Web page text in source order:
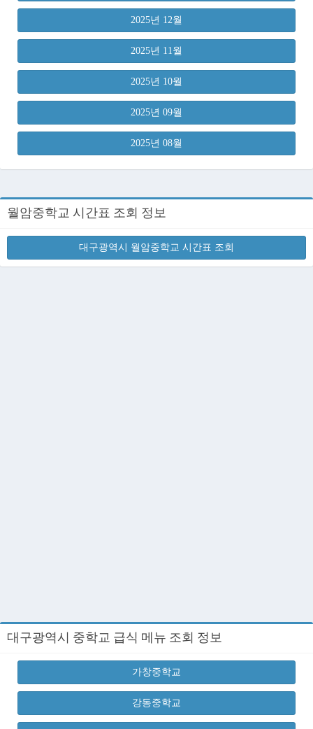
2025년 12월
2025년 11월
2025년 10월
2025년 09월
2025년 08월
월암중학교 시간표 조회 정보
대구광역시 월암중학교 시간표 조회
대구광역시 중학교 급식 메뉴 조회 정보
가창중학교
강동중학교